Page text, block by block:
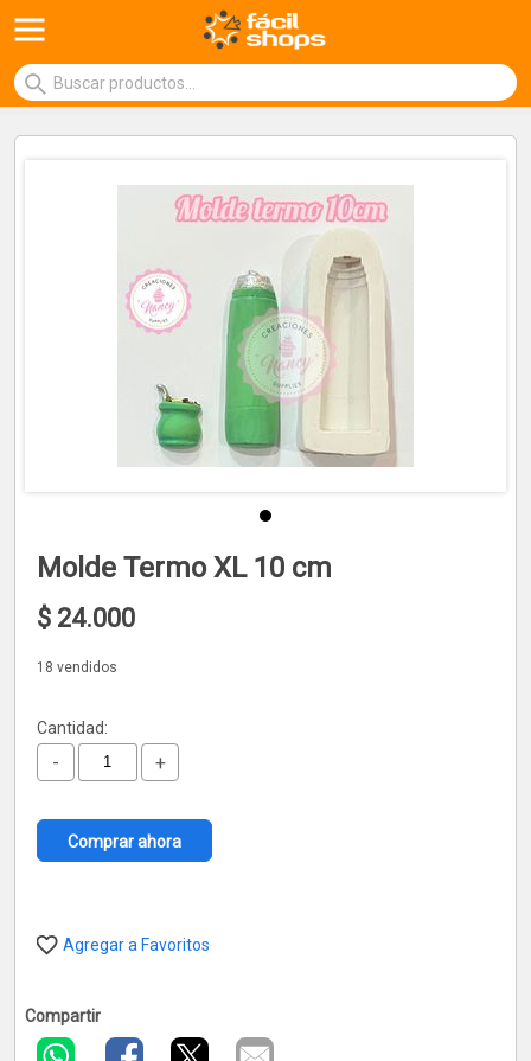
Molde Termo XL 10 cm
$ 24.000
18 vendidos
Cantidad:
- +
Comprar ahora
Agregar a Favoritos
Compartir